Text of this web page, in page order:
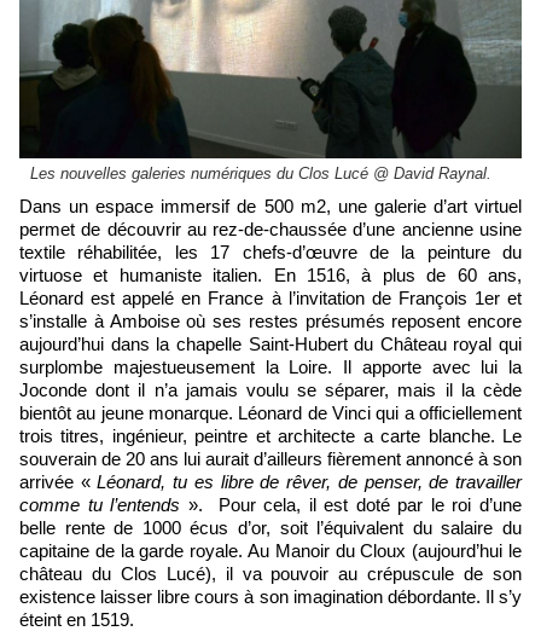
Les nouvelles galeries numériques du Clos Lucé @ David Raynal.
Dans un espace immersif de 500 m2, une galerie d’art virtuel
permet de découvrir au rez-de-chaussée d’une ancienne usine
textile réhabilitée, les 17 chefs-d’œuvre de la peinture du
virtuose et humaniste italien. En 1516, à plus de 60 ans,
Léonard est appelé en France à l’invitation de François 1er et
s’installe à Amboise où ses restes présumés reposent encore
aujourd’hui dans la chapelle Saint-Hubert du Château royal qui
surplombe majestueusement la Loire. Il apporte avec lui la
Joconde dont il n’a jamais voulu se séparer, mais il la cède
bientôt au jeune monarque. Léonard de Vinci qui a officiellement
trois titres, ingénieur, peintre et architecte a carte blanche. Le
souverain de 20 ans lui aurait d’ailleurs fièrement annoncé à son
arrivée «Léonard, tu es libre de rêver, de penser, de travailler
comme tu l’entends ». Pour cela, il est doté par le roi d’une
belle rente de 1000 écus d’or, soit l’équivalent du salaire du
capitaine de la garde royale. Au Manoir du Cloux (aujourd’hui le
château du Clos Lucé), il va pouvoir au crépuscule de son
existence laisser libre cours à son imagination débordante. Il s’y
éteint en 1519.